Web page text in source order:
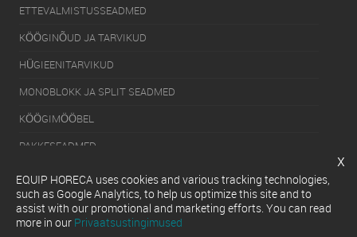
ETTEVALMISTUSSEADMED
KÖÖGINÕUD JA TARVIKUD
HÜGIEENITARVIKUD
MONOBLOKK JA SPLIT SEADMED
KÖÖGIMÖÖBEL
PAKKESEADMED
KÜLMUTUSSEADMED
SERVEERIMISSEADMED
NÕUDEPESUMASINAD
x
EQUIP HORECA uses cookies and various tracking technologies,
such as Google Analytics, to help us optimize this site and to
assist with our promotional and marketing efforts. You can read
more in our Privaatsustingimused